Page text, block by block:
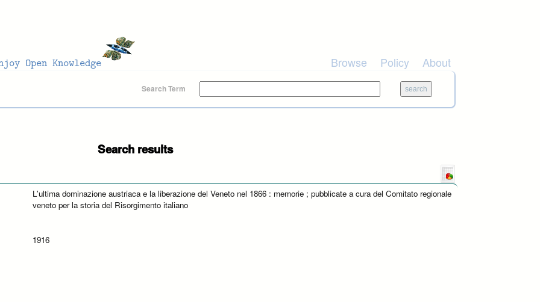
Browse Policy About
Search Term
Search results
L'ultima dominazione austriaca e la liberazione del Veneto nel 1866 : memorie ; pubblicate a cura del Comitato regionale
veneto per la storia del Risorgimento italiano
1916